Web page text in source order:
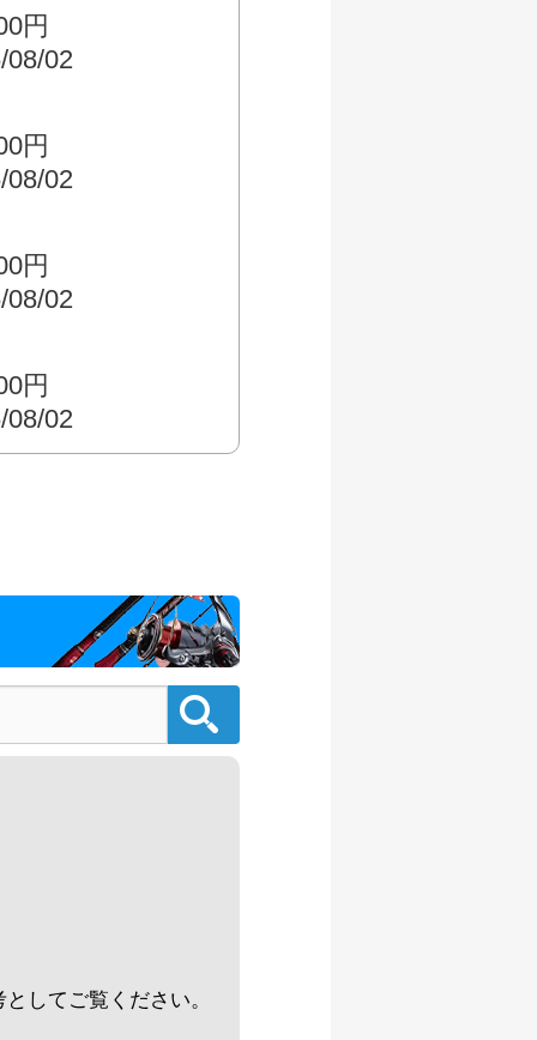
円
08/02
円
08/02
円
08/02
円
08/02
08/02
08/02
08/02
してご覧ください。